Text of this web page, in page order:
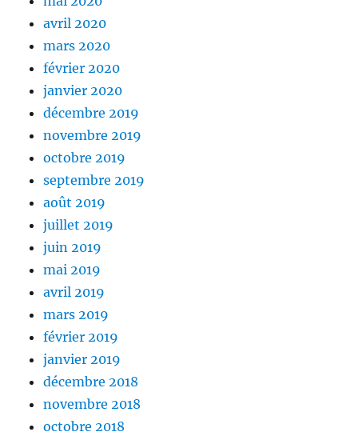
avril 2020
mars 2020
février 2020
janvier 2020
décembre 2019
novembre 2019
octobre 2019
septembre 2019
août 2019
juillet 2019
juin 2019
mai 2019
avril 2019
mars 2019
février 2019
janvier 2019
décembre 2018
novembre 2018
octobre 2018